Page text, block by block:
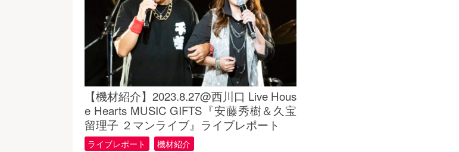
【機材紹介】2023.8.27@西川口 Live Hous
e Hearts MUSIC GIFTS『安藤秀樹＆久宝
留理子 ２マンライブ』ライブレポート
ライブレポート 機材紹介